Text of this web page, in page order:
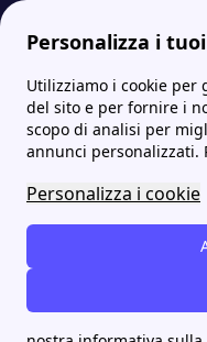
Personalizza i
Utilizziamo i cookie
del sito e per fornire i
scopo di analisi per
annunci personalizzati.
Personalizza i cookie
Energia-Luce.it More
Ascotrade